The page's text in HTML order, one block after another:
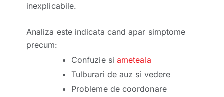
inexplicabile.
Analiza este indicata cand apar simptome
precum:
Confuzie si ameteala
Tulburari de auz si vedere
Probleme de coordonare